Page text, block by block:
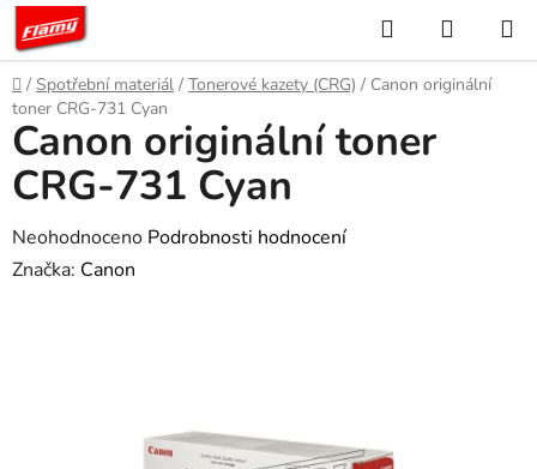
Přejít
obsah
Hledat
KOŠÍK
Domů
/ Spotřební materiál / Tonerové kazety (CRG) / Canon originální
toner CRG-731 Cyan
Canon originální toner
CRG-731 Cyan
Průměrné
hodnocení
Neohodnoceno Podrobnosti hodnocení
Značka: Canon